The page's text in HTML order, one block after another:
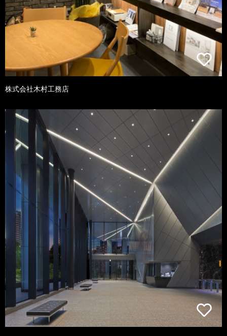
株式会社木村工務店